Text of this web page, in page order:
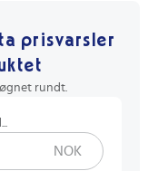
prisvarsler
rundt.
NOK